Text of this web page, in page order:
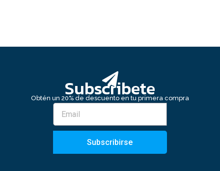
Subscribete
Obtén un 20% de descuento en tu primera compra
Subscribirse